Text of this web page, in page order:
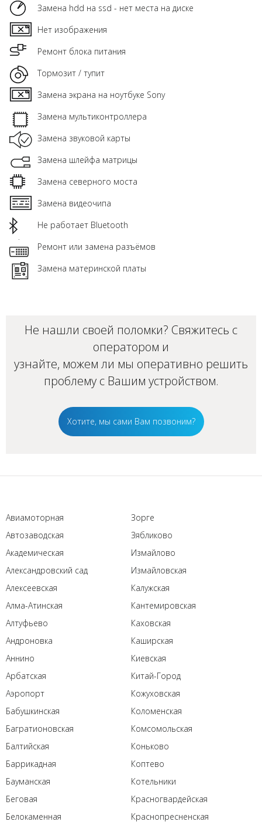
Замена hdd на ssd - нет места на диске
Нет изображения
Ремонт блока питания
Тормозит / тупит
Замена экрана на ноутбуке Sony
Замена мультиконтроллера
Замена звуковой карты
Замена шлейфа матрицы
Замена северного моста
Замена видеочипа
Не работает Bluetooth
Ремонт или замена разъёмов
Замена материнской платы
Не нашли своей поломки? Свяжитесь с
оператором и
узнайте, можем ли мы оперативно решить
проблему с Вашим устройством.
Хотите, мы сами Вам позвоним?
Авиамоторная
Автозаводская
Академическая
Александровский сад
Алексеевская
Алма-Атинская
Алтуфьево
Андроновка
Аннино
Арбатская
Аэропорт
Бабушкинская
Багратионовская
Балтийская
Баррикадная
Бауманская
Беговая
Белокаменная
Зорге
Зябликово
Измайлово
Измайловская
Калужская
Кантемировская
Каховская
Каширская
Киевская
Китай-Город
Кожуховская
Коломенская
Комсомольская
Коньково
Коптево
Котельники
Красногвардейская
Краснопресненская